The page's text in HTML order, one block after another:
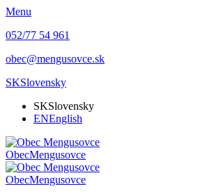
Menu
052/77 54 961
obec@mengusovce.sk
SKSlovensky
SKSlovensky
ENEnglish
ObecMengusovce
ObecMengusovce